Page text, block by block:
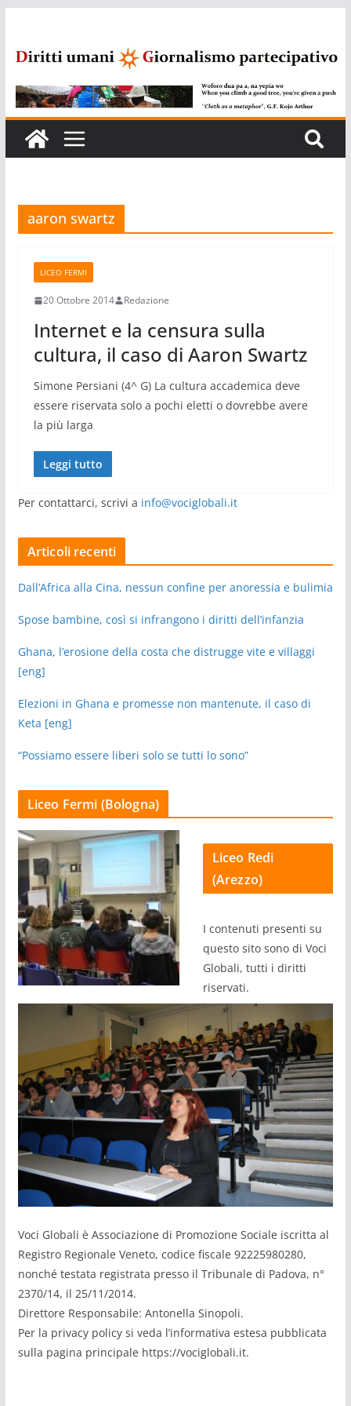
contenuto
aaron swartz
LICEO FERMI
20 Ottobre 2014 Redazione
Internet e la censura sulla
cultura, il caso di Aaron Swartz
Simone Persiani (4^ G) La cultura accademica deve
essere riservata solo a pochi eletti o dovrebbe avere
la più larga
Leggi tutto
Per contattarci, scrivi a info@vociglobali.it
Articoli recenti
Dall’Africa alla Cina, nessun confine per anoressia e bulimia
Spose bambine, così si infrangono i diritti dell’infanzia
Ghana, l’erosione della costa che distrugge vite e villaggi
[eng]
Elezioni in Ghana e promesse non mantenute, il caso di
Keta [eng]
“Possiamo essere liberi solo se tutti lo sono”
Liceo Fermi (Bologna)
Liceo Redi
(Arezzo)
I contenuti presenti su
questo sito sono di Voci
Globali, tutti i diritti
riservati.
Voci Globali è Associazione di Promozione Sociale iscritta al
Registro Regionale Veneto, codice fiscale 92225980280,
nonché testata registrata presso il Tribunale di Padova, n°
2370/14, il 25/11/2014.
Direttore Responsabile: Antonella Sinopoli.
Per la privacy policy si veda l’informativa estesa pubblicata
sulla pagina principale https://vociglobali.it.